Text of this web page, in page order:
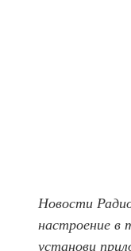
Новости
настроение в
установи